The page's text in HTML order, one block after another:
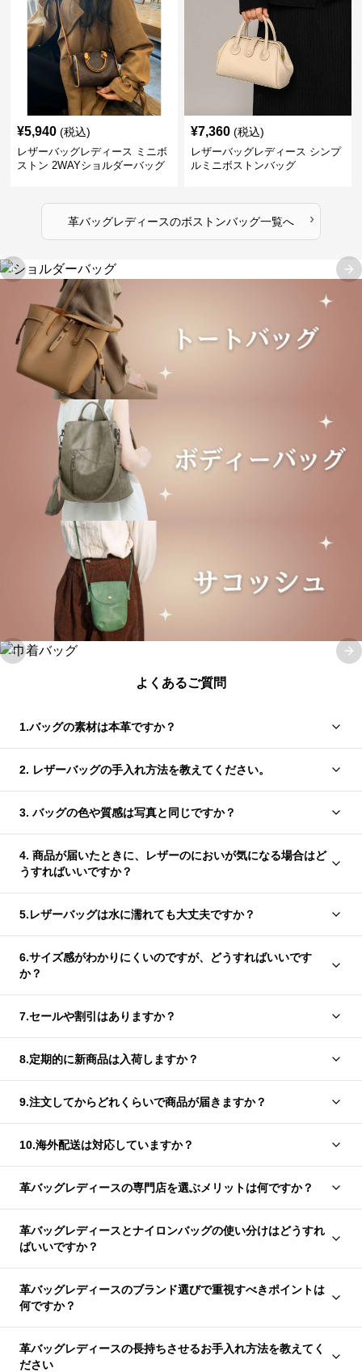
¥5,940 (税込)
レザーバッグレディース ミニボ
ストン 2WAYショルダーバッグ
¥7,360 (税込)
レザーバッグレディース シンプ
ルミニボストンバッグ
革バッグレディースのボストンバッグ一覧へ ›
Previous slide
Previous slide
よくあるご質問
1.バッグの素材は本革ですか？
2. レザーバッグの手入れ方法を教えてください。
3. バッグの色や質感は写真と同じですか？
4. 商品が届いたときに、レザーのにおいが気になる場合はど
うすればいいですか？
5.レザーバッグは水に濡れても大丈夫ですか？
6.サイズ感がわかりにくいのですが、どうすればいいです
か？
7.セールや割引はありますか？
8.定期的に新商品は入荷しますか？
9.注文してからどれくらいで商品が届きますか？
10.海外配送は対応していますか？
革バッグレディースの専門店を選ぶメリットは何ですか？
革バッグレディースとナイロンバッグの使い分けはどうすれ
ばいいですか？
革バッグレディースのブランド選びで重視すべきポイントは
何ですか？
革バッグレディースの長持ちさせるお手入れ方法を教えてく
ださい